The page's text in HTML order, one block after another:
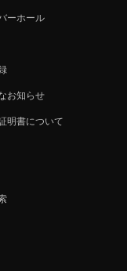
ーホール
お知らせ
明書について